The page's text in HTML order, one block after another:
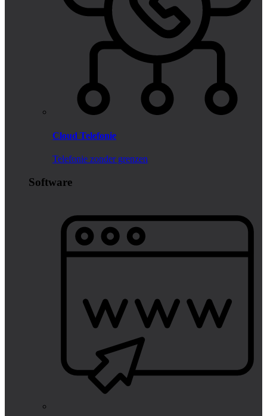
Cloud Telefonie
Telefonie zonder grenzen
Software